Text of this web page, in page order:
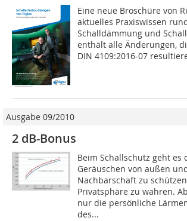
Eine neue Broschüre von
aktuelles Praxiswissen
Schalldämmung und
enthält alle Änderungen,
DIN 4109:2016-07
Ausgabe 09/2010
2 dB-Bonus
Beim Schallschutz geht es
Geräuschen von außen
Nachbarschaft zu
Privatsphäre zu wahren.
nur die persönliche
des...